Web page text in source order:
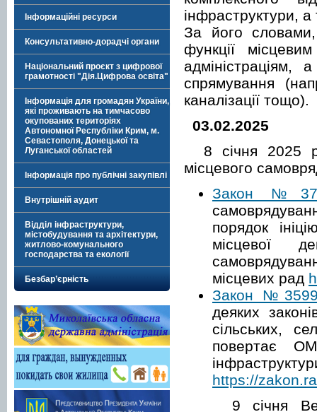
Інформаційні ресурси
Консультативно-дорадчі органи
Національний проєкт з цифрової
грамотності "Дія.Цифрова освіта"
Інформація для громадян України,
які проживають на тимчасово
окупованих територіях
Автономної Республіки Крим, м.
Севастополя, Донецької та
Луганської областей
Інформація про публічні закупівлі
Внутрішній аудит
Відділ інфраструктури,
містобудування та архітектури,
житлово-комунального
господарства та екології
Безбар’єрність
інфраструктури,
За його
функції
адміністраціям,
спрямування
каналізації тощо).
03.02.2025
8 січня 2025
місцевого
Закон
порядок
місцевої
місцевих рад
Закон
деяких
сільських,
повертає
https://
9 січня